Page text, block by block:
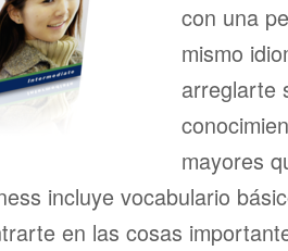
con una
mismo
arreglarte
mayores
incluye vocabulario
en las cosas